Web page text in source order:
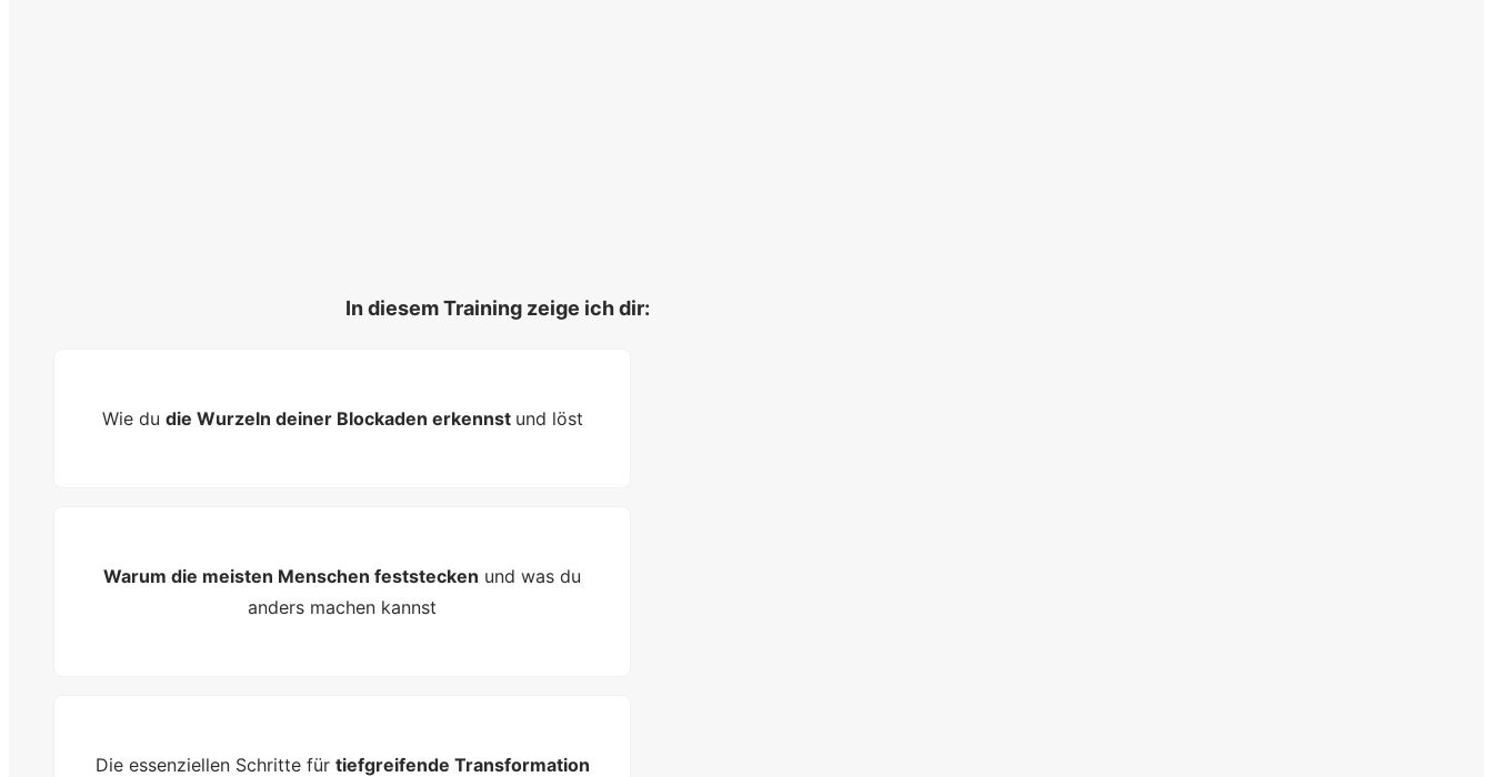
In diesem Training zeige ich dir:
Wie du die Wurzeln deiner Blockaden erkennst und löst
Warum die meisten Menschen feststecken und was du
anders machen kannst
Die essenziellen Schritte für tiefgreifende Transformation